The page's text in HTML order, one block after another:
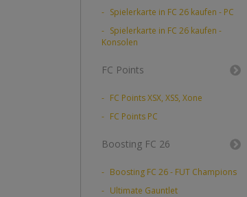
Spielerkarte in FC 26 kaufen - PC
Spielerkarte in FC 26 kaufen -
Konsolen
FC Points
FC Points XSX, XSS, Xone
FC Points PC
Boosting FC 26
Boosting FC 26 - FUT Champions
Ultimate Gauntlet